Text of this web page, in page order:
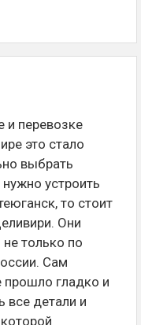
и перевозке
это стало
выбрать
устроить
то стоит
Они
только по
Сам
прошло гладко и
все детали и